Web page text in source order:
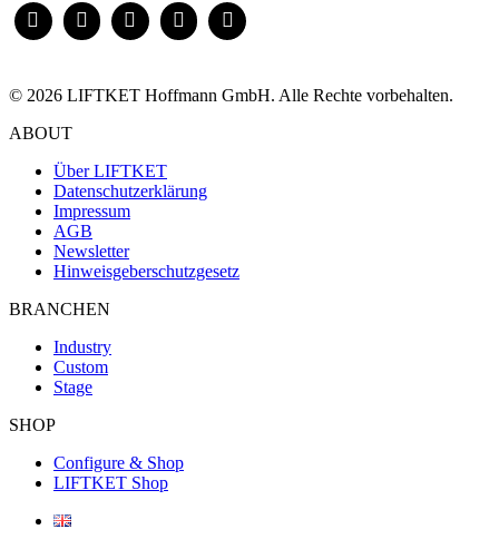
© 2026 LIFTKET Hoffmann GmbH. Alle Rechte vorbehalten.
ABOUT
Über LIFTKET
Datenschutzerklärung
Impressum
AGB
Newsletter
Hinweisgeberschutzgesetz
BRANCHEN
Industry
Custom
Stage
SHOP
Configure & Shop
LIFTKET Shop